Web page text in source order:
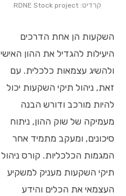
קרדיט: RDNE Stock project
השקעות הן אחת הדרכים
היעילות להגדיל את ההון האישי
ולהשיג עצמאות כלכלית. עם
זאת, ניהול תיקי השקעות יכול
להיות מורכב ודורש הבנה
מעמיקה של שוק ההון, ניתוח
סיכונים, ומעקב מתמיד אחר
המגמות הכלכליות. קורס ניהול
תיקי השקעות מעניק למשקיע
העצמאי את הכלים והידע